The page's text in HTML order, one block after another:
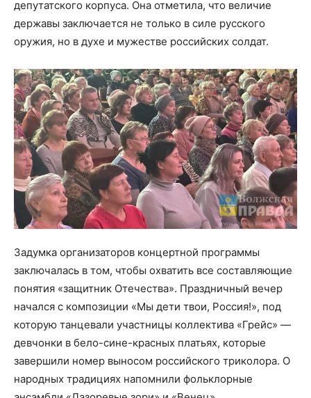
депутатского корпуса. Она отметила, что величие
державы заключается не только в силе русского
оружия, но в духе и мужестве российских солдат.
Задумка организаторов концертной программы
заключалась в том, чтобы охватить все составляющие
понятия «защитник Отечества». Праздничный вечер
начался с композиции «Мы дети твои, Россия!», под
которую танцевали участницы коллектива «Грейс» —
девчонки в бело-сине-красных платьях, которые
завершили номер выносом российского триколора. О
народных традициях напомнили фольклорные